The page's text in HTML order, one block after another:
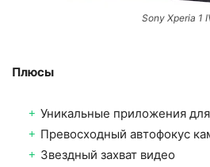
Sony Xperia 1
Плюсы
Уникальные приложения
Превосходный автофокус
Звездный захват видео